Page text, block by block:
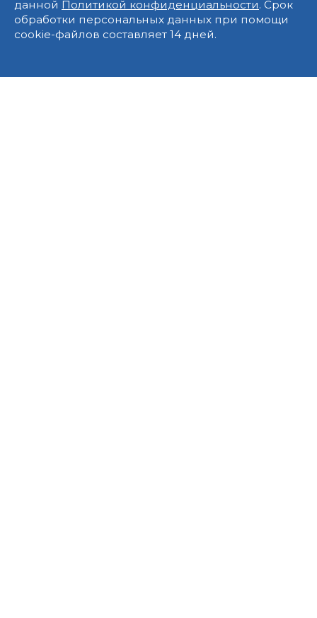
данной Политикой конфиденциальности. Срок
обработки персональных данных при помощи
cookie-файлов составляет 14 дней.